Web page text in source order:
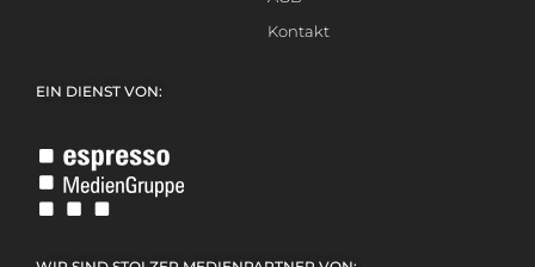
Kontakt
EIN DIENST VON: